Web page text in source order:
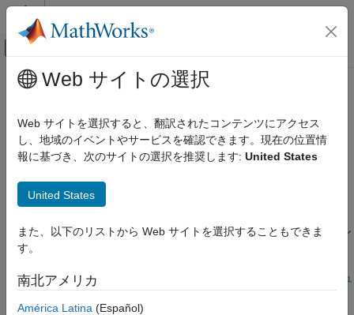
コンテンツへスキップ
オフキャンバス ナビゲーション メ
ドキュメンテーションのホーム
MATLAB Production Server
クライアント プログラミング
カテゴリ
RESTful API
.NET クライアントのプログラミング
Java クライアントのプログラミング
MATLAB クライアントのプログラミング
メインコンテンツ
Python
クライアントのプログラミ
ング
Python® でのクライアント プログラムの作成
すると、開発者はリモート サーバー上で MATLAB 関数を評価で
MATLAB 関数にスカラー値を渡すことができます。配列を使用し
MATLAB 配列の使用の詳細については、
matlab の Python モジュ
ールを参照してください。
Web サイトの選択
Web サイトを選択すると、翻訳されたコンテンツにアクセス
し、地域のイベントやサービスを確認できます。現在の位置情
報に基づき、次のサイトの選択を推奨します: United States
United States
また、以下のリストから Web サイトを選択することもできま
す。
南北アメリカ
América Latina (Español)